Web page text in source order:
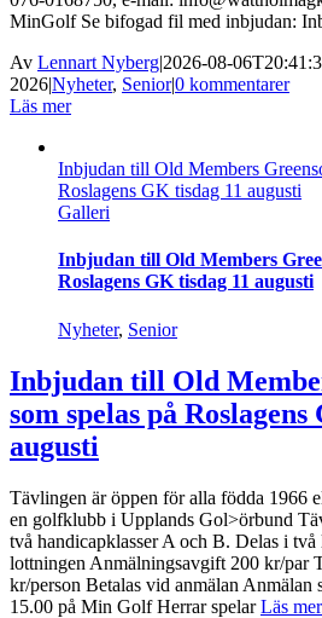
MinGolf Se bifogad fil med inbjudan:
Av Lennart Nyberg|2026-08-
2026|Nyheter, Senior|0 kommentarer
Läs mer
Inbjudan till Old Members
Roslagens GK tisdag 11 augusti
Galleri
Inbjudan till Old Members
Roslagens GK tisdag 11 augusti
Nyheter, Senior
Inbjudan till Old
som spelas på
augusti
Tävlingen är öppen för alla födda 1966
en golfklubb i Upplands Gol>örbund
två handicapklasser A och B. Delas i två
lottningen Anmälningsavgift 200 kr/par
kr/person Betalas vid anmälan Anmälan
15.00 på Min Golf Herrar spelarLäs